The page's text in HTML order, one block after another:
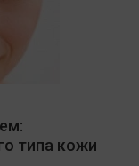
типа кожи